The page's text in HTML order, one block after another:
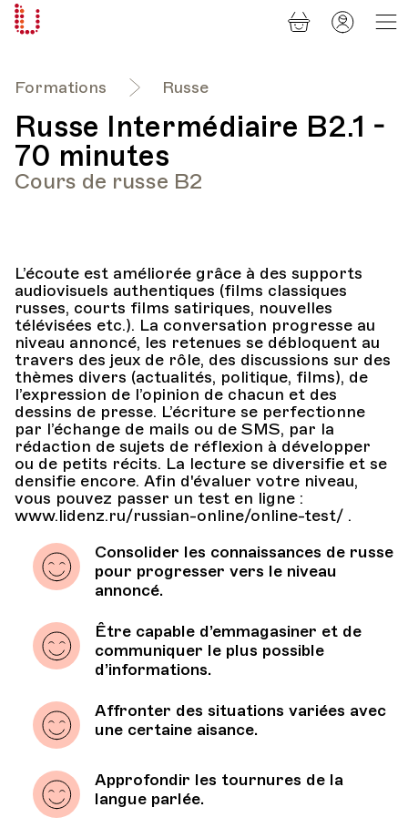
Formations Russe
Russe Intermédiaire B2.1 -
70 minutes
Cours de russe B2
L’écoute est améliorée grâce à des supports
audiovisuels authentiques (films classiques
russes, courts films satiriques, nouvelles
télévisées etc.). La conversation progresse au
niveau annoncé, les retenues se débloquent au
travers des jeux de rôle, des discussions sur des
thèmes divers (actualités, politique, films), de
l’expression de l’opinion de chacun et des
dessins de presse. L’écriture se perfectionne
par l’échange de mails ou de SMS, par la
rédaction de sujets de réflexion à développer
ou de petits récits. La lecture se diversifie et se
densifie encore. Afin d'évaluer votre niveau,
vous pouvez passer un test en ligne :
www.lidenz.ru/russian-online/online-test/ .
Consolider les connaissances de russe
pour progresser vers le niveau
annoncé.
Être capable d’emmagasiner et de
communiquer le plus possible
d’informations.
Affronter des situations variées avec
une certaine aisance.
Approfondir les tournures de la
langue parlée.
Panier
Mon